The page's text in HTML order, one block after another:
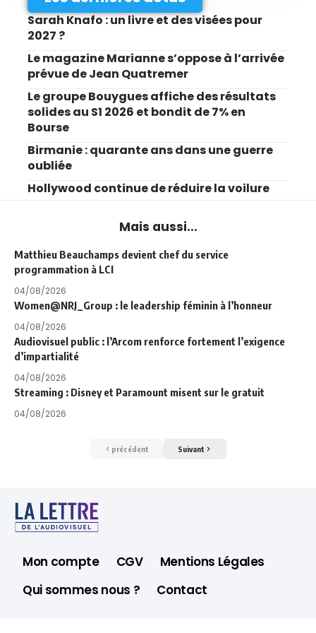
Sarah Knafo : un livre et des visées pour
2027 ?
Le magazine Marianne s’oppose à l’arrivée
prévue de Jean Quatremer
Le groupe Bouygues affiche des résultats
solides au S1 2026 et bondit de 7% en
Bourse
Birmanie : quarante ans dans une guerre
oubliée
Hollywood continue de réduire la voilure
Mais aussi...
Matthieu Beauchamps devient chef du service
programmation à LCI
04/08/2026
Women@NRJ_Group : le leadership féminin à l’honneur
04/08/2026
Audiovisuel public : l’Arcom renforce fortement l’exigence
d’impartialité
04/08/2026
Streaming : Disney et Paramount misent sur le gratuit
04/08/2026
précédent Suivant
Mon compte CGV
Mentions Légales
Qui sommes nous ?
Contact